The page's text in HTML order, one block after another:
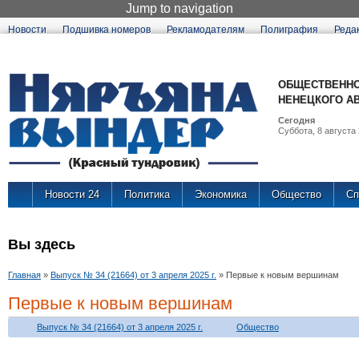
Jump to navigation
Новости Подшивка номеров Рекламодателям Полиграфия
НЕНЕЦКОГО
Сегодня
Суббота, 8 августа
Новости 24 Политика Экономика Общество
Вы здесь
Главная » Выпуск № 34 (21664) от 3 апреля 2025 г. » Первые к новым вершинам
Первые к новым вершинам
Выпуск № 34 (21664) от 3 апреля 2025 г. Общество